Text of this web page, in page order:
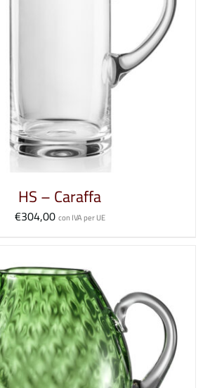
HS – Caraffa
€304,00 con IVA per UE